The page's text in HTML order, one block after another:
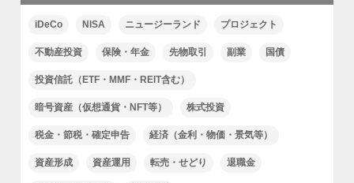
iDeCo NISA ニュージーランド プロジェクト
不動産投資 保険・年金 先物取引 副業 国債
投資信託（ETF・MMF・REIT含む）
暗号資産（仮想通貨・NFT等） 株式投資
税金・節税・確定申告 経済（金利・物価・景気等）
資産形成 資産運用 転売・せどり 退職金